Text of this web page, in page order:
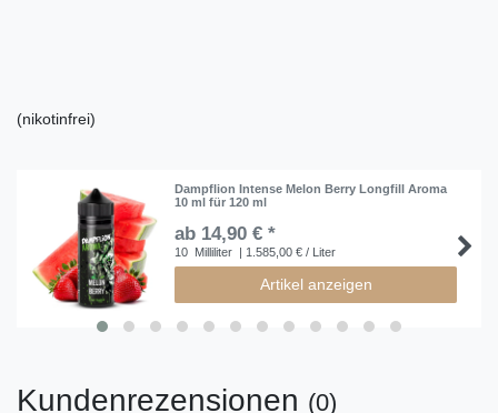
(nikotinfrei)
Dampflion Intense Melon Berry Longfill Aroma
10 ml für 120 ml
ab 14,90 € *
10 Milliliter | 1.585,00 € / Liter
Artikel anzeigen
Kundenrezensionen (0)